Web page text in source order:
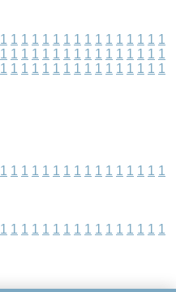
1 1 1 1 1 1 1 1 1 1 1 1 1 1 1 1
1 1 1 1 1 1 1 1 1 1 1 1 1 1 1 1
1 1 1 1 1 1 1 1 1 1 1 1 1 1 1 1
1 1 1 1 1 1 1 1 1 1 1 1 1 1 1 1
1 1 1 1 1 1 1 1 1 1 1 1 1 1 1 1